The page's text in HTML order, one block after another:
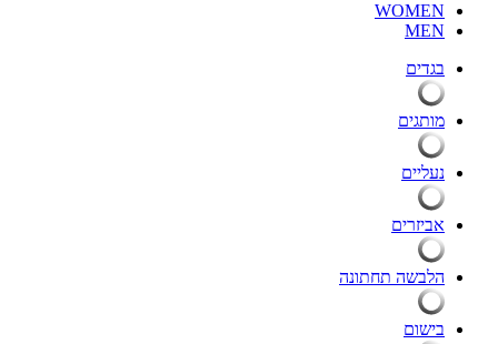
WOMEN
MEN
בגדים
מותגים
נעליים
אביזרים
הלבשה תחתונה
בישום